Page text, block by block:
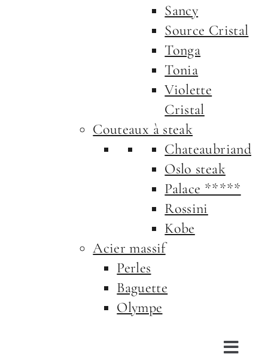
Sancy
Source Cristal
Tonga
Tonia
Violette
Cristal
Couteaux à steak
Chateaubriand
Oslo steak
Palace *****
Rossini
Kobe
Acier massif
Perles
Baguette
Olympe